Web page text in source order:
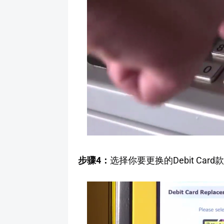
步骤4： 选择你要更换的Debit Card